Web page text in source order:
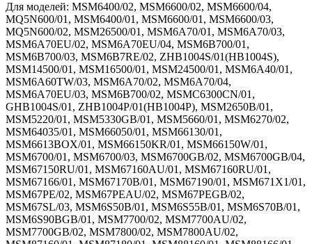
Для моделей: MSM6400/02, MSM6600/02, MSM6600/04,
MQ5N600/01, MSM6400/01, MSM6600/01, MSM6600/03,
MQ5N600/02, MSM26500/01, MSM6A70/01, MSM6A70/03,
MSM6A70EU/02, MSM6A70EU/04, MSM6B700/01,
MSM6B700/03, MSM6B7RE/02, ZHB1004S/01(HB1004S),
MSM14500/01, MSM16500/01, MSM24500/01, MSM6A40/01,
MSM6A60TW/03, MSM6A70/02, MSM6A70/04,
MSM6A70EU/03, MSM6B700/02, MSMC6300CN/01,
GHB1004S/01, ZHB1004P/01(HB1004P), MSM2650B/01,
MSM5220/01, MSM5330GB/01, MSM5660/01, MSM6270/02,
MSM64035/01, MSM66050/01, MSM66130/01,
MSM6613BOX/01, MSM66150KR/01, MSM66150W/01,
MSM6700/01, MSM6700/03, MSM6700GB/02, MSM6700GB/04,
MSM67150RU/01, MSM67160AU/01, MSM67160RU/01,
MSM67166/01, MSM67170B/01, MSM67190/01, MSM671X1/01,
MSM67PE/02, MSM67PEAU/02, MSM67PEGB/02,
MSM67SL/03, MSM6S50B/01, MSM6S55B/01, MSM6S70B/01,
MSM6S90BGB/01, MSM7700/02, MSM7700AU/02,
MSM7700GB/02, MSM7800/02, MSM7800AU/02,